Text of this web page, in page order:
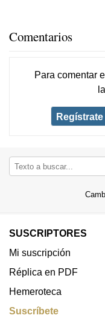
Comentarios
Para comentar
SUSCRIPTORES
Mi suscripción
Réplica en PDF
Hemeroteca
Suscríbete